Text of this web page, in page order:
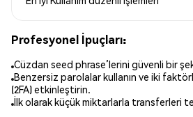
Profesyonel İpuçları:
Cüzdan seed phrase’lerini güvenli bir
Benzersiz parolalar kullanın ve iki
(2FA) etkinleştirin.
İlk olarak küçük miktarlarla transferleri